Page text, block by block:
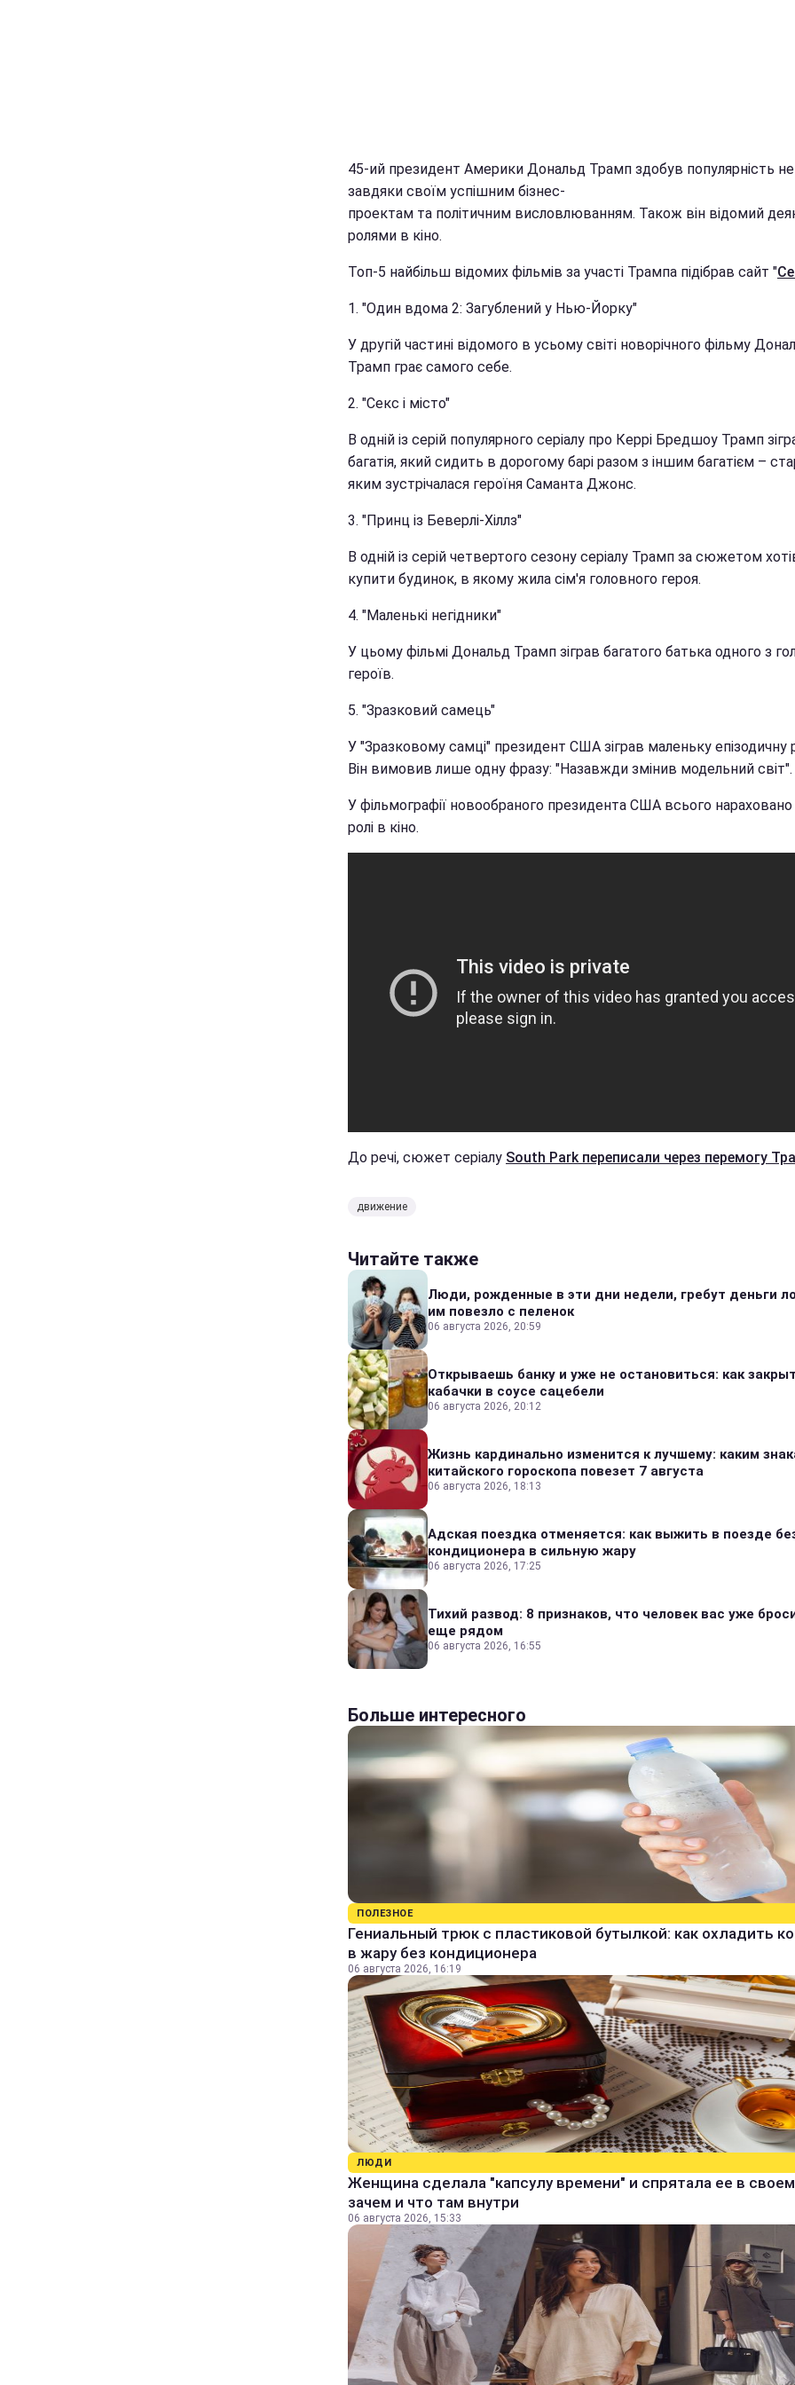
45-ий президент Америки Дональд Трамп здобув популярність не
завдяки своїм успішним бізнес-
проектам та політичним висловлюванням. Також він відомий
ролями в кіно.
Топ-5 найбільш відомих фільмів за участі Трампа підібрав сайт "
1. "Один вдома 2: Загублений у Нью-Йорку"
У другій частині відомого в усьому світі новорічного фільму
Трамп грає самого себе.
2. "Секс і місто"
В одній із серій популярного серіалу про Керрі Бредшоу Трамп
багатія, який сидить в дорогому барі разом з іншим багатієм –
яким зустрічалася героїня Саманта Джонс.
3. "Принц із Беверлі-Хіллз"
В одній із серій четвертого сезону серіалу Трамп за сюжетом
купити будинок, в якому жила сім'я головного героя.
4. "Маленькі негідники"
У цьому фільмі Дональд Трамп зіграв багатого батька одного з
героїв.
5. "Зразковий самець"
У "Зразковому самці" президент США зіграв маленьку епізодичну
Він вимовив лише одну фразу: "Назавжди змінив модельний світ".
У фільмографії новообраного президента США всього
ролі в кіно.
До речі, сюжет серіалу South Park переписали через перемогу
движение
Читайте также
Люди, рожденные в эти дни недели, гребут деньги
им повезло с пеленок
06 августа 2026, 20:59
Открываешь банку и уже не остановиться: как
кабачки в соусе сацебели
06 августа 2026, 20:12
Жизнь кардинально изменится к лучшему: каким
китайского гороскопа повезет 7 августа
06 августа 2026, 18:13
Адская поездка отменяется: как выжить в поезде
кондиционера в сильную жару
06 августа 2026, 17:25
Тихий развод: 8 признаков, что человек вас уже
еще рядом
06 августа 2026, 16:55
Больше интересного
ПОЛЕЗНОЕ
Гениальный трюк с пластиковой бутылкой: как охладить
в жару без кондиционера
06 августа 2026, 16:19
ЛЮДИ
Женщина сделала "капсулу времени" и спрятала ее в
зачем и что там внутри
06 августа 2026, 15:33